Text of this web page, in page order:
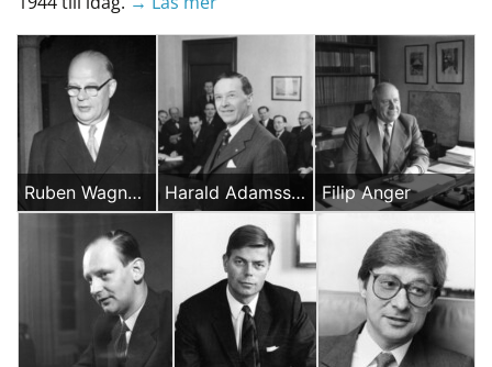
Ruben Wagnsson, 1950.tal. Harald Adamsson Filip Anger